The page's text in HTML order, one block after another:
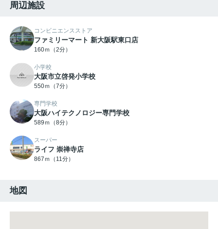
周辺施設
コンビニエンスストア
ファミリーマート 新大阪駅東口店
160ｍ（2分）
小学校
大阪市立啓発小学校
550ｍ（7分）
専門学校
大阪ハイテクノロジー専門学校
589ｍ（8分）
スーパー
ライフ 崇禅寺店
867ｍ（11分）
地図